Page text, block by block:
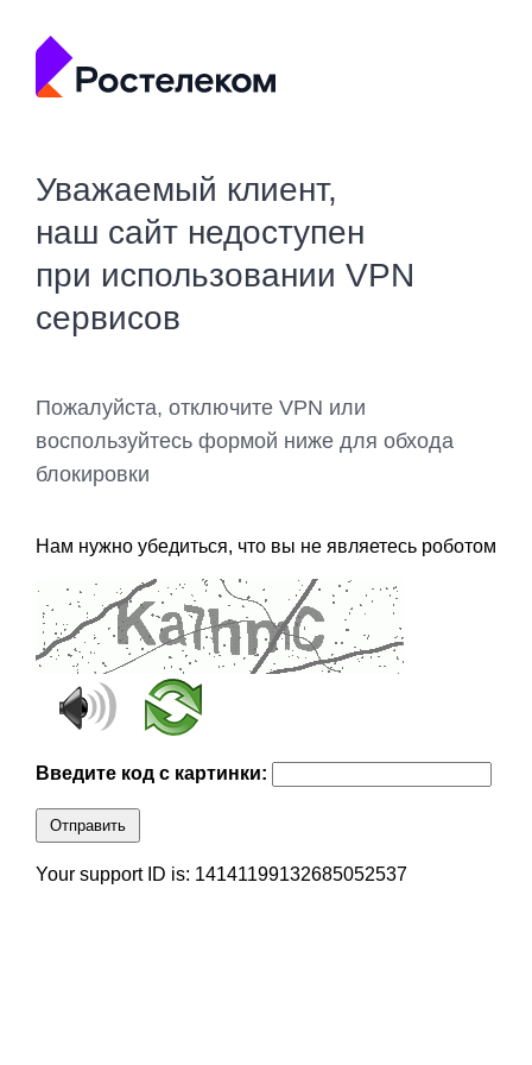
Уважаемый клиент,
наш сайт недоступен
при использовании VPN
сервисов
Пожалуйста, отключите VPN или
воспользуйтесь формой ниже для обхода
блокировки
Нам нужно убедиться, что вы не являетесь роботом
Введите код с картинки:
Отправить
Your support ID is: 14141199132685052537